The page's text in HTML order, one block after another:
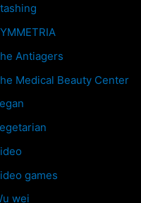
Antiagers
Medical Beauty Center
games
wei